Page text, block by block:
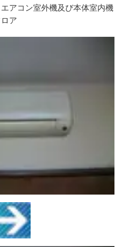
コン室外機及び本体室内機
ア